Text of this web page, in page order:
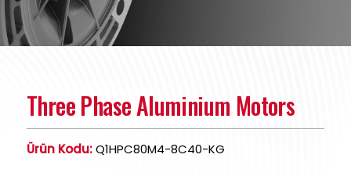
Three Phase Aluminium Motors
Ürün Kodu:Q1HPC80M4-8C40-KG